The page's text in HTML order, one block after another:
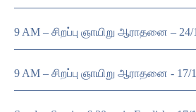
9 AM – சிறப்பு ஞாயிறு ஆராதனை – 24/
9 AM – சிறப்பு ஞாயிறு ஆராதனை - 17/